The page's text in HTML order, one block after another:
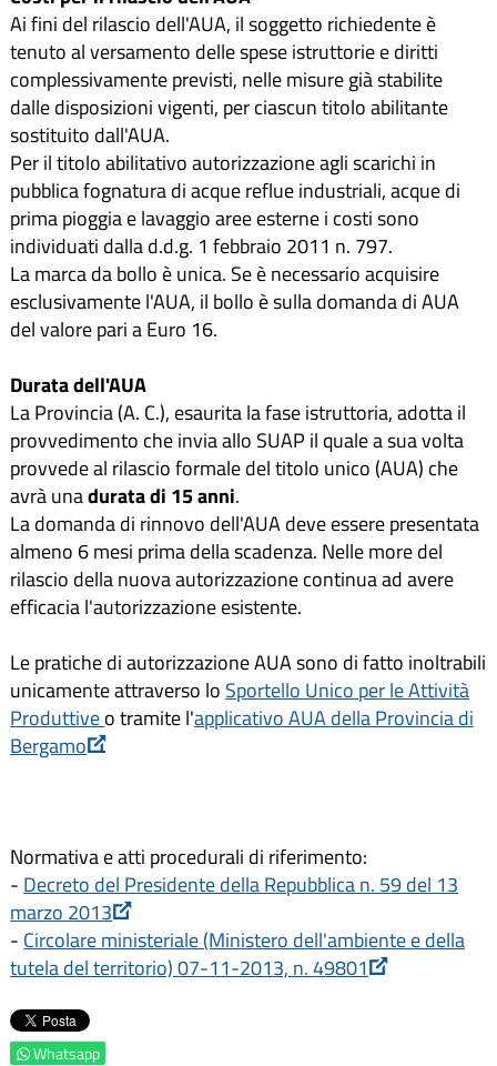
Ai fini del rilascio dell'AUA, il soggetto richiedente è
tenuto al versamento delle spese istruttorie e diritti
complessivamente previsti, nelle misure già stabilite
dalle disposizioni vigenti, per ciascun titolo abilitante
sostituito dall'AUA.
Per il titolo abilitativo autorizzazione agli scarichi in
pubblica fognatura di acque reflue industriali, acque di
prima pioggia e lavaggio aree esterne i costi sono
individuati dalla d.d.g. 1 febbraio 2011 n. 797.
La marca da bollo è unica. Se è necessario acquisire
esclusivamente l'AUA, il bollo è sulla domanda di AUA
del valore pari a Euro 16.
Durata dell'AUA
La Provincia (A. C.), esaurita la fase istruttoria, adotta il
provvedimento che invia allo SUAP il quale a sua volta
provvede al rilascio formale del titolo unico (AUA) che
avrà unadurata di 15 anni.
La domanda di rinnovo dell'AUA deve essere presentata
almeno 6 mesi prima della scadenza. Nelle more del
rilascio della nuova autorizzazione continua ad avere
efficacia l'autorizzazione esistente.
Le pratiche di autorizzazione AUA sono di fatto inoltrabili
unicamente attraverso lo Sportello Unico per le Attività
Produttiveo tramite l'applicativo AUA della Provincia di
Bergamo .
Normativa e atti procedurali di riferimento:
- Decreto del Presidente della Repubblica n. 59 del 13
marzo 2013
- Circolare ministeriale (Ministero dell'ambiente e della
tutela del territorio) 07-11-2013, n. 49801
Whatsapp